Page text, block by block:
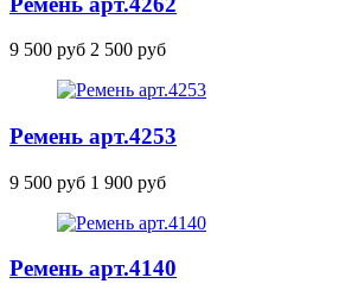
9 500 руб 2 500 руб
Ремень арт.4253
9 500 руб 1 900 руб
Ремень арт.4140